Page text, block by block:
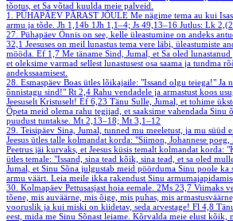
tõotus, et Sa võtad kuulda meie palveid.
1. PÜHAPÄEV PÄRAST JÕULE Me nägime tema au kui
armu ja tõde. Jh 1,14b 1Jh 1,1–4; Js 49,13–16 Jutlus: Lk
27. Pühapäev Õnnis on see, kelle üleastumine on andeks
32,1 Jeesuses on meil lunastus tema vere läbi, üleastumiste
mööda. Ef 1,7 Me täname Sind, Jumal, et Sa oled
et oleksime varmad sellest lunastusest osa saama ja tundma
andekssaamisest.
28. Esmaspäev Boas ütles lõikajaile: "Issand olgu teiega!" Ja
õnnistagu sind!" Rt 2,4 Rahu vendadele ja armastust koos
Jeesuselt Kristuselt! Ef 6,23 Tänu Sulle, Jumal, et tohime
Õpeta meid olema rahu tegijad, et saaksime vahendada Sinu
puudust tuntakse. Mt 2,13–18; Mt 3,1–12
29. Teisipäev Sina, Jumal, tunned mu meeletust, ja mu süüd
Jeesus ütles talle kolmandat korda: "Siimon, Johannese poeg,
Peetrus jäi kurvaks, et Jeesus küsis temalt kolmandat korda:
ütles temale: "Issand, sina tead kõik, sina tead, et sa oled
Jumal, et Sinu Sõna julgustab meid pöörduma Sinu poole ka
armu väärt. Leia meile ikka rakendust Sinu
30. Kolmapäev Pettusasjast hoia eemale. 2Ms 23,7 Viimaks
tõene, mis auväärne, mis õige, mis puhas, mis
vooruslik ja kui miski on kiidetav, seda arvestage! Fl 4,8
eest, mida me Sinu Sõnast leiame. Kõrvalda meie elust kõik,